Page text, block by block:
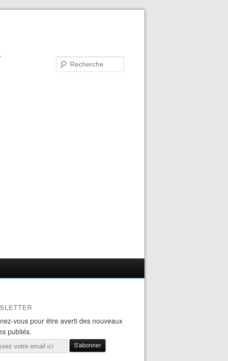
vous pour être averti des nouveaux
publiés.